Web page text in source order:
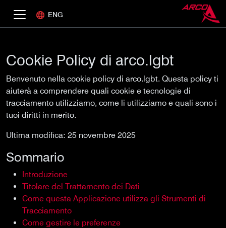
ENG
Cookie Policy di arco.lgbt
Benvenuto nella cookie policy di arco.lgbt. Questa policy ti
aiuterà a comprendere quali cookie e tecnologie di
tracciamento utilizziamo, come li utilizziamo e quali sono i
tuoi diritti in merito.
Ultima modifica: 25 novembre 2025
Sommario
Introduzione
Titolare del Trattamento dei Dati
Come questa Applicazione utilizza gli Strumenti di
Tracciamento
Come gestire le preferenze